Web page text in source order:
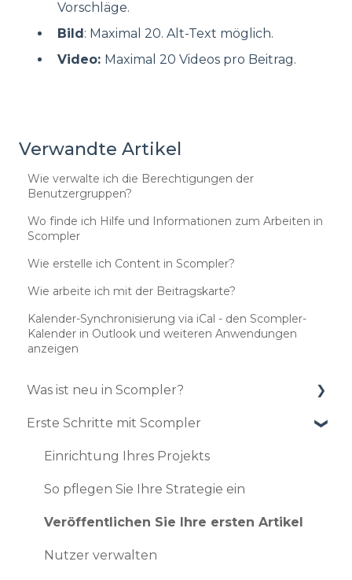
Vorschläge.
Bild: Maximal 20. Alt-Text möglich.
Video: Maximal 20 Videos pro Beitrag.
Verwandte Artikel
Wie verwalte ich die Berechtigungen der
Benutzergruppen?
Wo finde ich Hilfe und Informationen zum Arbeiten in
Scompler
Wie erstelle ich Content in Scompler?
Wie arbeite ich mit der Beitragskarte?
Kalender-Synchronisierung via iCal - den Scompler-
Kalender in Outlook und weiteren Anwendungen
anzeigen
Was ist neu in Scompler?
Updates 2025
Updates 2024
Updates 2023
Updates 2022
Updates 2021
Erste Schritte mit Scompler
Einrichtung Ihres Projekts
So pflegen Sie Ihre Strategie ein
Veröffentlichen Sie Ihre ersten Artikel
Nutzer verwalten